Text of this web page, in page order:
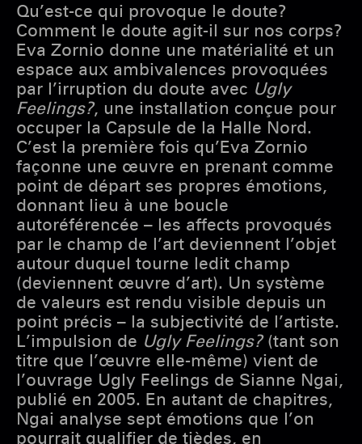
Qu’est-ce qui provoque le doute?
Comment le doute agit-il sur nos corps?
Eva Zornio donne une matérialité et un
espace aux ambivalences provoquées
par l’irruption du doute avec Ugly
Feelings?, une installation conçue pour
occuper la Capsule de la Halle Nord.
C’est la première fois qu’Eva Zornio
façonne une œuvre en prenant comme
point de départ ses propres émotions,
donnant lieu à une boucle
autoréférencée – les affects provoqués
par le champ de l’art deviennent l’objet
autour duquel tourne ledit champ
(deviennent œuvre d’art). Un système
de valeurs est rendu visible depuis un
point précis – la subjectivité de l’artiste.
L’impulsion de Ugly Feelings?(tant son
titre que l’œuvre elle-même) vient de
l’ouvrage Ugly Feelings de Sianne Ngai,
publié en 2005. En autant de chapitres,
Ngai analyse sept émotions que l’on
pourrait qualifier de tièdes, en